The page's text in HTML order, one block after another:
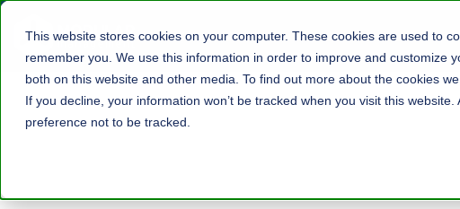
This website stores cookies on your computer. These cookies are used to
remember you. We use this information in order to improve and customize
both on this website and other media. To find out more about the cookies
If you decline, your information won’t be tracked when you visit this
preference not to be tracked.